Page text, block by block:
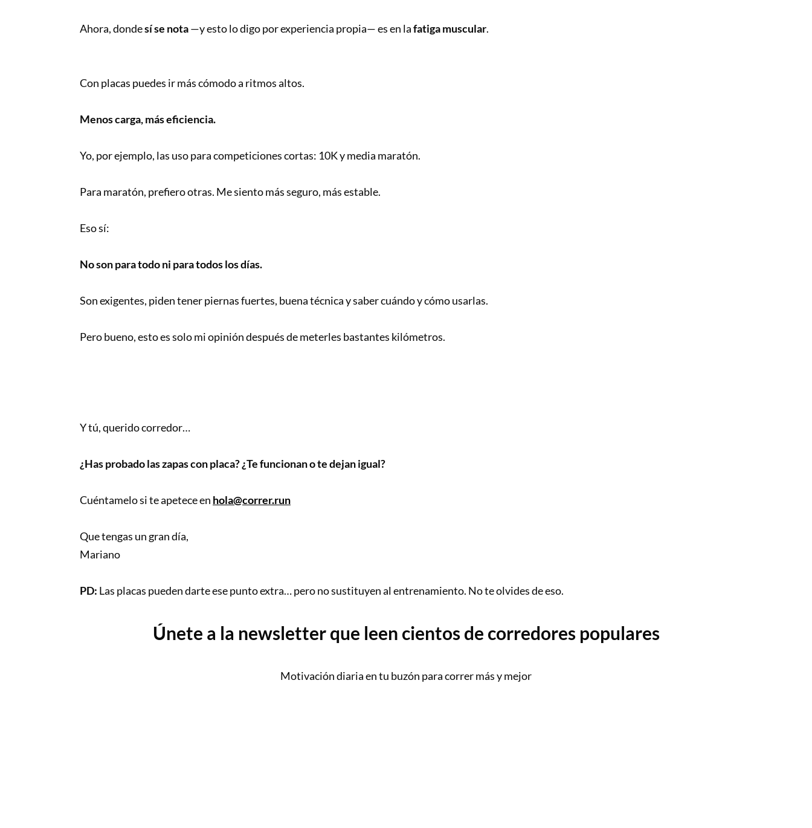
Ahora, dondesí se nota—y esto lo digo por experiencia propia— es en lafatiga muscular.
Con placas puedes ir más cómodo a ritmos altos.
Menos carga, más eficiencia.
Yo, por ejemplo, las uso para competiciones cortas: 10K y media maratón.
Para maratón, prefiero otras. Me siento más seguro, más estable.
Eso sí:
No son para todo ni para todos los días.
Son exigentes, piden tener piernas fuertes, buena técnica y saber cuándo y cómo usarlas.
Pero bueno, esto es solo mi opinión después de meterles bastantes kilómetros.
Y tú, querido corredor…
¿Has probado las zapas con placa? ¿Te funcionan o te dejan igual?
Cuéntamelo si te apetece en hola@correr.run
Que tengas un gran día,
Mariano
PD: Las placas pueden darte ese punto extra… pero no sustituyen al entrenamiento. No te olvides de eso.
Únete a la newsletter que leen cientos de corredores populares
Motivación diaria en tu buzón para correr más y mejor